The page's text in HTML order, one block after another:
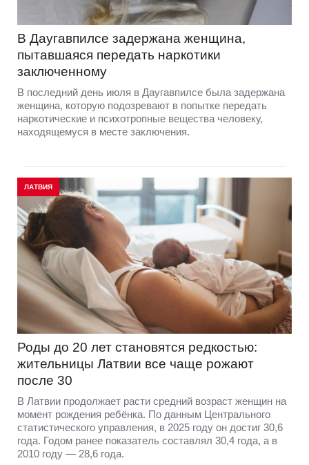
В Даугавпилсе задержана женщина,
пытавшаяся передать наркотики
заключенному
В последний день июля в Даугавпилсе была задержана
женщина, которую подозревают в попытке передать
наркотические и психотропные вещества человеку,
находящемуся в месте заключения.
ЛАТВИЯ
Роды до 20 лет становятся редкостью:
жительницы Латвии все чаще рожают
после 30
В Латвии продолжает расти средний возраст женщин на
момент рождения ребёнка. По данным Центрального
статистического управления, в 2025 году он достиг 30,6
года. Годом ранее показатель составлял 30,4 года, а в
2010 году — 28,6 года.